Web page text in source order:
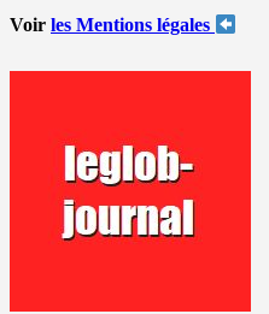
Voir les Mentions légales